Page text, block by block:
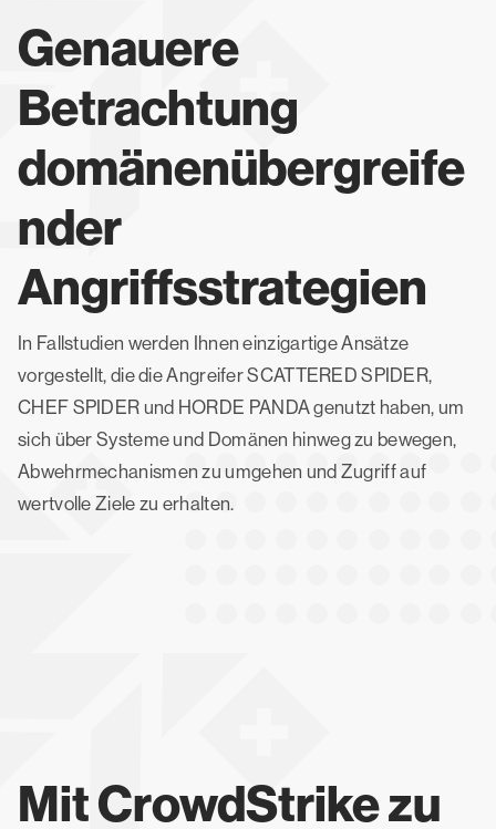
Genauere
Betrachtung
domänenübergreife
nder
Angriffsstrategien
In Fallstudien werden Ihnen einzigartige Ansätze
vorgestellt, die die Angreifer SCATTERED SPIDER,
CHEF SPIDER und HORDE PANDA genutzt haben, um
sich über Systeme und Domänen hinweg zu bewegen,
Abwehrmechanismen zu umgehen und Zugriff auf
wertvolle Ziele zu erhalten.
Mit CrowdStrike zu